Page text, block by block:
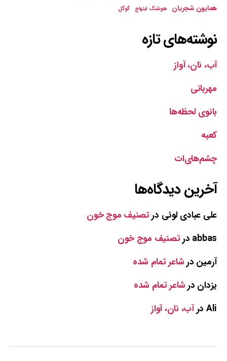
همایون شجریان
هوشنگ ابتهاج گوگل
نوشته‌های تازه
آب، نان، آواز
مهربانی
بانوی لحظه‌ها
کعبه
چشم‌های‌ات
آخرین دیدگاه‌ها
علی عبادی لوئی درتصنیف موج خون
abbas درتصنیف موج خون
آرمین درشاعر تمام شده
یزدان درشاعر تمام شده
Ali درآب، نان، آواز